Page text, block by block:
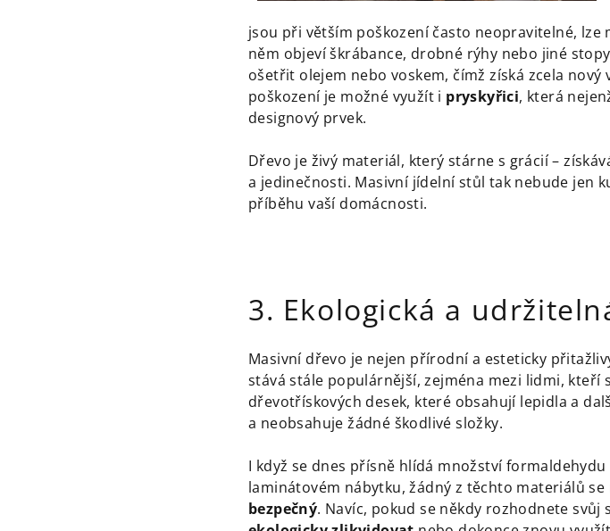
jsou při větším poškození často neopravitelné,
něm objeví škrábance, drobné rýhy nebo jiné
ošetřit olejem nebo voskem, čímž získá zcela
poškození je možné využít i pryskyřici, která
designový prvek.
Dřevo je živý materiál, který stárne s grácií –
a jedinečnosti. Masivní jídelní stůl tak nebude jen
příběhu vaší domácnosti.
3. Ekologická a
Masivní dřevo je nejen přírodní a esteticky
stává stále populárnější, zejména mezi lidmi, kteří
dřevotřískových desek, které obsahují lepidla a
a neobsahuje žádné škodlivé složky.
I když se dnes přísně hlídá množství
laminátovém nábytku, žádný z těchto materiálů
bezpečný. Navíc, pokud se někdy rozhodnete